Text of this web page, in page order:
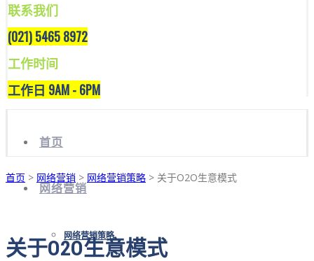
联系我们
(021) 5465 8972
工作时间
工作日 9AM - 6PM
首页
网络营销
网络营销策略
首页 > 网络营销 > 网络营销策略 > 关于O2O生意模式
关于O2O生意模式